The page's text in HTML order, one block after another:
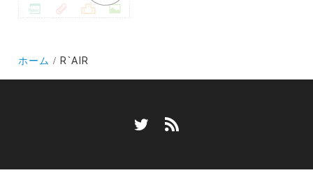
ホーム R`AIR